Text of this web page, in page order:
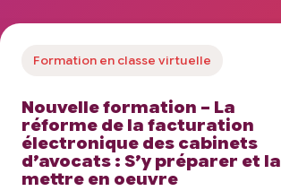
Formation en classe virtuelle
Nouvelle formation – La
réforme de la facturation
électronique des cabinets
d’avocats : S’y préparer et la
mettre en oeuvre